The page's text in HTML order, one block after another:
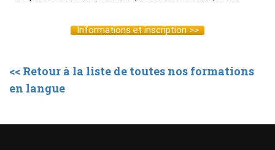
Informations et inscription >>
<< Retour à la liste de toutes nos formations
en langue